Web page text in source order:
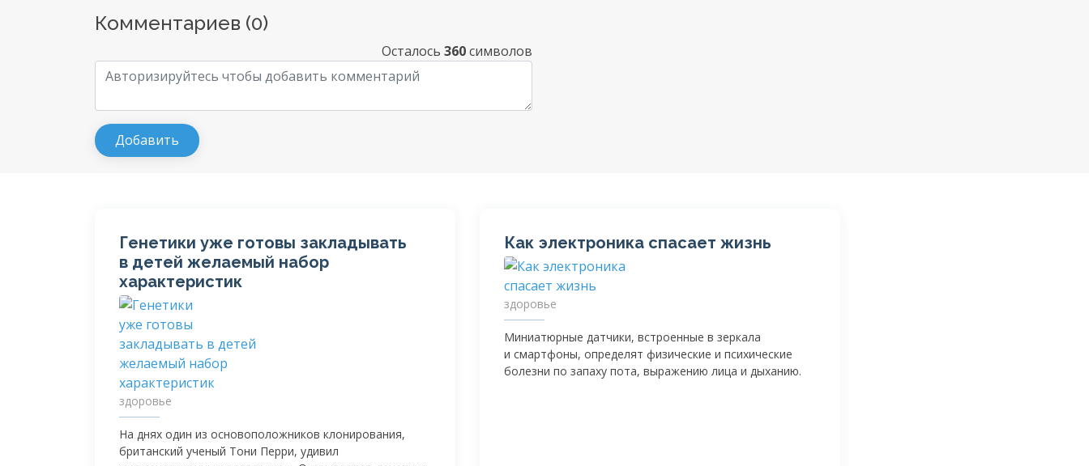
Комментариев (0)
Осталось 360символов
Генетики уже готовы закладывать
в детей желаемый набор
характеристик
здоровье
На днях один из основоположников клонирования,
британский ученый Тони Перри, удивил
Как электроника спасает жизнь
здоровье
Миниатюрные датчики, встроенные в зеркала
и смартфоны, определят физические и психические
болезни по запаху пота, выражению лица и дыханию.